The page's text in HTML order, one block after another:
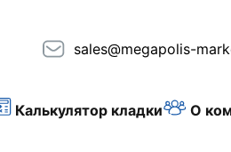
sales@megapolis-
Калькулятор кладки О